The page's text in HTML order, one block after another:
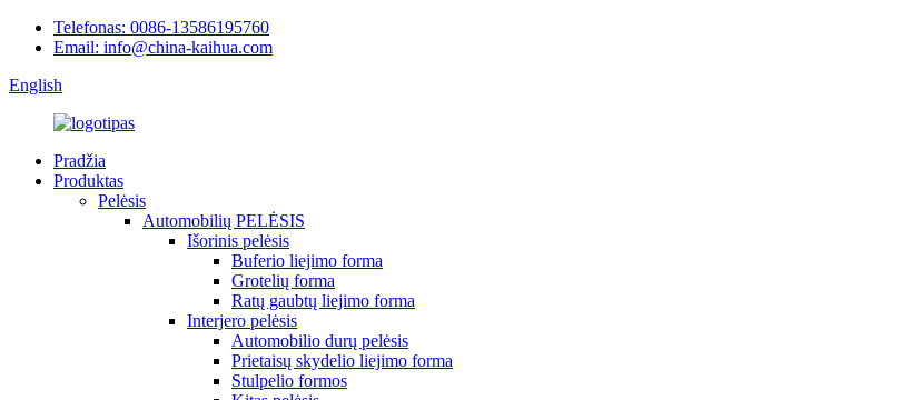
Telefonas: 0086-13586195760
Email: info@china-kaihua.com
English
Pradžia
Produktas
Pelėsis
Automobilių PELĖSIS
Išorinis pelėsis
Buferio liejimo forma
Grotelių forma
Ratų gaubtų liejimo forma
Interjero pelėsis
Automobilio durų pelėsis
Prietaisų skydelio liejimo forma
Stulpelio formos